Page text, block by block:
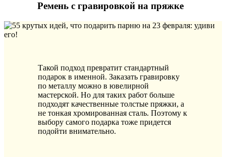
Ремень с гравировкой на пряжке
Такой подход превратит стандартный
подарок в именной. Заказать гравировку
по металлу можно в ювелирной
мастерской. Но для таких работ больше
подходят качественные толстые пряжки, а
не тонкая хромированная сталь. Поэтому к
выбору самого подарка тоже придется
подойти внимательно.